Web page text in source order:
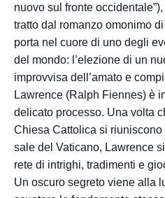
nuovo sul fronte
tratto dal romanzo omonimo
porta nel cuore di uno degli
del mondo: l’elezione di un
improvvisa dell’amato e
Lawrence (Ralph Fiennes) è
delicato processo. Una volta
Chiesa Cattolica si
sale del Vaticano, Lawrence
rete di intrighi, tradimenti e
Un oscuro segreto viene alla